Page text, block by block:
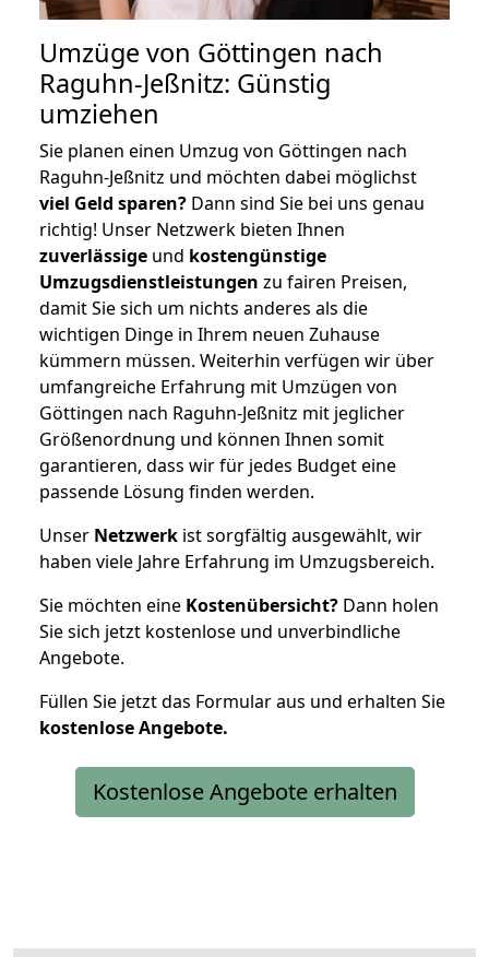
Umzüge von Göttingen nach
Raguhn-Jeßnitz: Günstig
umziehen
Sie planen einen Umzug von Göttingen nach
Raguhn-Jeßnitz und möchten dabei möglichst
viel Geld sparen? Dann sind Sie bei uns genau
richtig! Unser Netzwerk bieten Ihnen
zuverlässige und kostengünstige
Umzugsdienstleistungen zu fairen Preisen,
damit Sie sich um nichts anderes als die
wichtigen Dinge in Ihrem neuen Zuhause
kümmern müssen. Weiterhin verfügen wir über
umfangreiche Erfahrung mit Umzügen von
Göttingen nach Raguhn-Jeßnitz mit jeglicher
Größenordnung und können Ihnen somit
garantieren, dass wir für jedes Budget eine
passende Lösung finden werden.
Unser Netzwerk ist sorgfältig ausgewählt, wir
haben viele Jahre Erfahrung im Umzugsbereich.
Sie möchten eine Kostenübersicht? Dann holen
Sie sich jetzt kostenlose und unverbindliche
Angebote.
Füllen Sie jetzt das Formular aus und erhalten Sie
kostenloseAngebote.
Kostenlose Angebote erhalten